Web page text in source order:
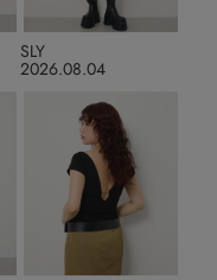
2026.08.04
SLY